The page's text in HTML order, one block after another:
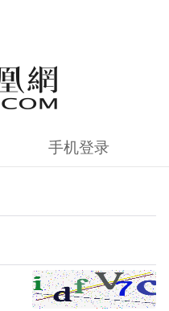
手机登录